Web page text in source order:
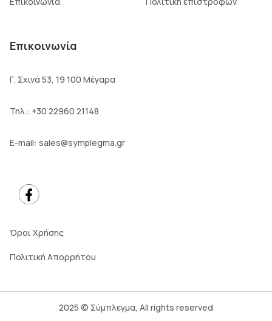
Επικοινωνία
Γ. Σχινά 53, 19 100 Μέγαρα
Τηλ.: +30 22960 21148
E-mail: sales@symplegma.gr
Όροι Χρήσης
Πολιτική Απορρήτου
2025 © Σύμπλεγμα, All rights reserved